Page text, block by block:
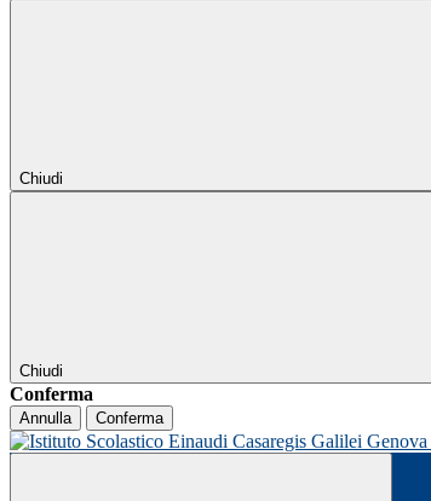
Chiudi
Chiudi
Conferma
Annulla Conferma